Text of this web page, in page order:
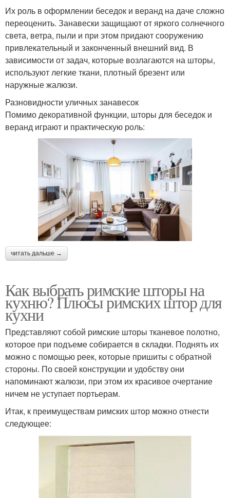
Их роль в оформлении беседок и веранд на даче сложно
переоценить. Занавески защищают от яркого солнечного
света, ветра, пыли и при этом придают сооружению
привлекательный и законченный внешний вид. В
зависимости от задач, которые возлагаются на шторы,
используют легкие ткани, плотный брезент или
наружные жалюзи.
Разновидности уличных занавесок
Помимо декоративной функции, шторы для беседок и
веранд играют и практическую роль:
читать дальше →
Как выбрать римские шторы на
кухню? Плюсы римских штор для
кухни
Представляют собой римские шторы тканевое полотно,
которое при подъеме собирается в складки. Поднять их
можно с помощью реек, которые пришиты с обратной
стороны. По своей конструкции и удобству они
напоминают жалюзи, при этом их красивое очертание
ничем не уступает портьерам.
Итак, к преимуществам римских штор можно отнести
следующее: